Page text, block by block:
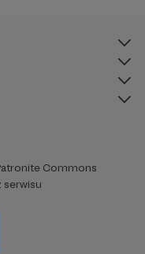
Commons
serwisu